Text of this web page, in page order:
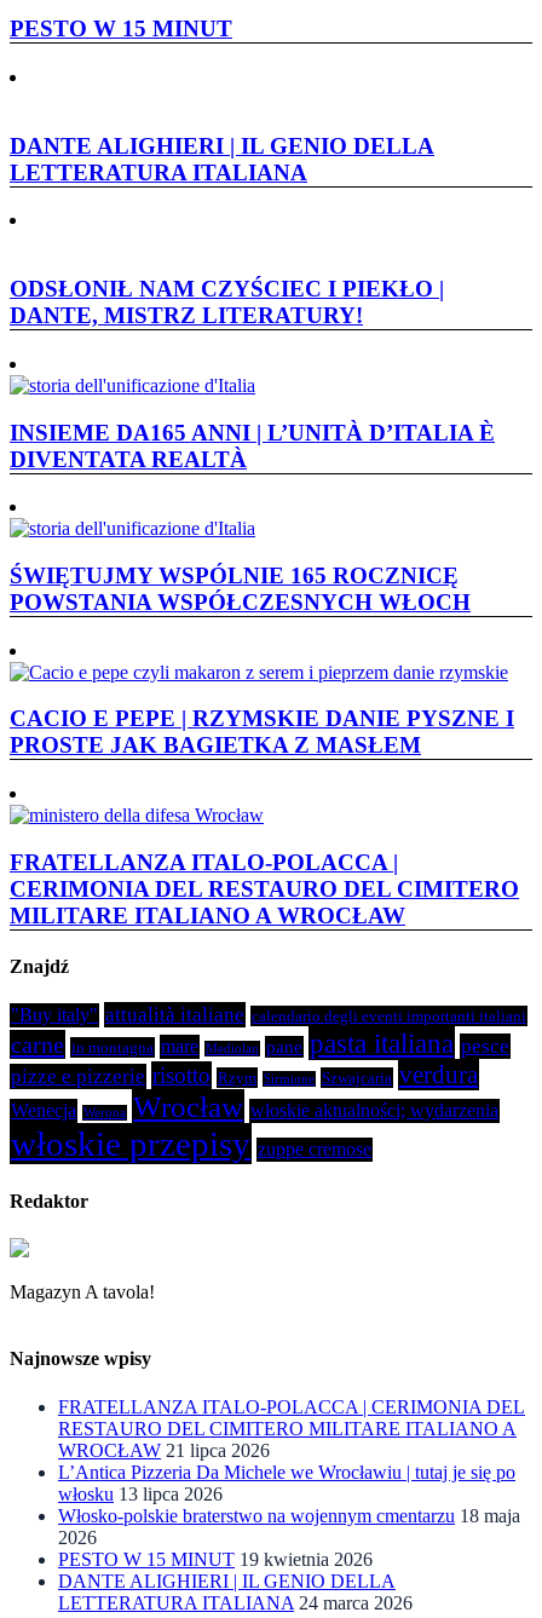
PESTO W 15 MINUT
DANTE ALIGHIERI | IL GENIO DELLA
LETTERATURA ITALIANA
ODSŁONIŁ NAM CZYŚCIEC I PIEKŁO |
DANTE, MISTRZ LITERATURY!
INSIEME DA165 ANNI | L’UNITÀ D’ITALIA È
DIVENTATA REALTÀ
ŚWIĘTUJMY WSPÓLNIE 165 ROCZNICĘ
POWSTANIA WSPÓŁCZESNYCH WŁOCH
CACIO E PEPE | RZYMSKIE DANIE PYSZNE I
PROSTE JAK BAGIETKA Z MASŁEM
FRATELLANZA ITALO-POLACCA |
CERIMONIA DEL RESTAURO DEL CIMITERO
MILITARE ITALIANO A WROCŁAW
Znajdź
"Buy italy" attualità italiane calendario degli eventi importanti italiani
carne in montagna mare Mediolan pane pasta italiana pesce
pizze e pizzerie risotto Rzym Sirmione Szwajcaria verdura
Wenecja Werona Wrocław włoskie aktualności; wydarzenia
włoskie przepisy zuppe cremose
Redaktor
Magazyn A tavola!
Najnowsze wpisy
FRATELLANZA ITALO-POLACCA | CERIMONIA DEL
RESTAURO DEL CIMITERO MILITARE ITALIANO A
WROCŁAW 21 lipca 2026
L’Antica Pizzeria Da Michele we Wrocławiu | tutaj je się po
włosku 13 lipca 2026
Włosko-polskie braterstwo na wojennym cmentarzu 18 maja
2026
PESTO W 15 MINUT 19 kwietnia 2026
DANTE ALIGHIERI | IL GENIO DELLA
LETTERATURA ITALIANA 24 marca 2026